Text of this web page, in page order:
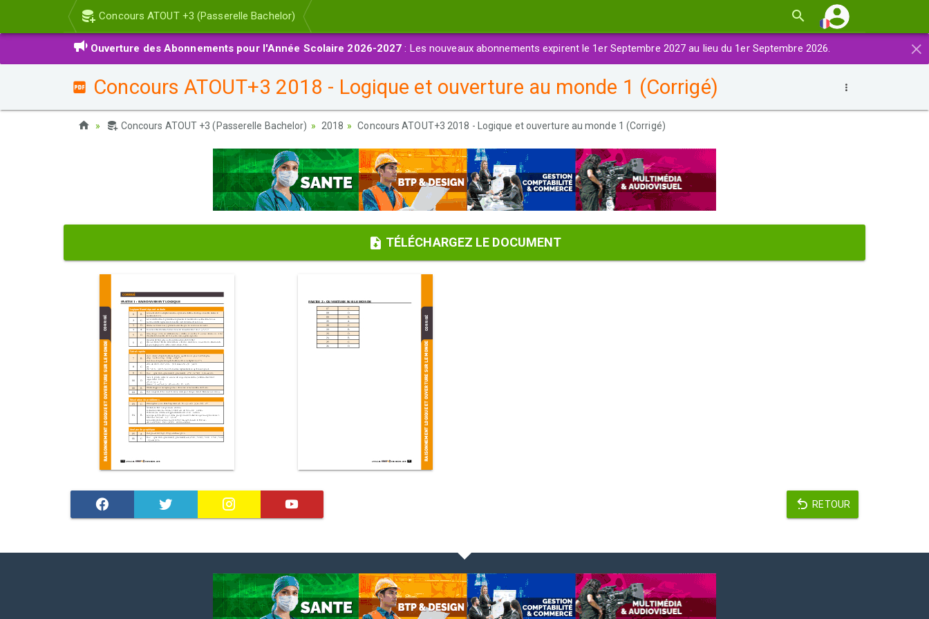
Concours ATOUT +3 (Passerelle Bachelor)
×
Ouverture des Abonnements pour l'Année Scolaire 2026-2027 : Les nouveaux abonnements expirent le 1er Septembre 2027 au lieu du 1er Septembre 2026.
Concours ATOUT+3 2018 - Logique et ouverture au monde 1 (Corrigé)
Concours ATOUT +3 (Passerelle Bachelor) 2018 Concours ATOUT+3 2018 - Logique et ouverture au monde 1 (Corrigé)
TÉLÉCHARGEZ LE DOCUMENT
RETOUR